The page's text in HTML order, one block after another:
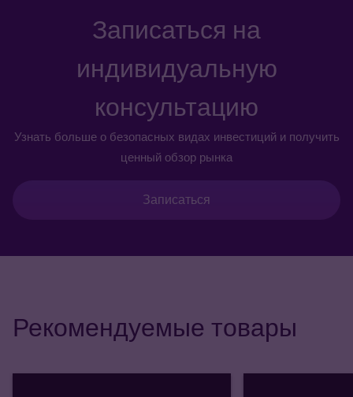
Записаться на
индивидуальную
консультацию
Узнать больше о безопасных видах инвестиций и получить
ценный обзор рынка
Записаться
Рекомендуемые товары